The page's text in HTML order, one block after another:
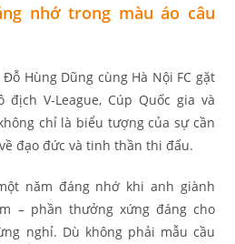
nhớ trong màu áo câu
Hùng Dũng cùng Hà Nội FC gặt
V-League, Cúp Quốc gia và
chỉ là biểu tượng của sự cần
đạo đức và tinh thần thi đấu.
năm đáng nhớ khi anh giành
– phần thưởng xứng đáng cho
nghỉ. Dù không phải mẫu cầu